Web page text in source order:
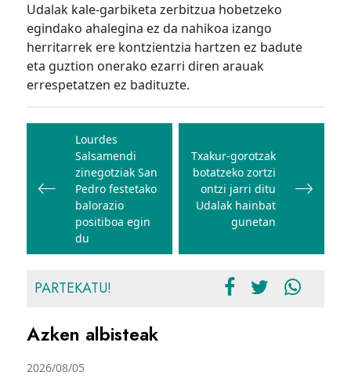
Udalak kale-garbiketa zerbitzua hobetzeko
egindako ahalegina ez da nahikoa izango
herritarrek ere kontzientzia hartzen ez badute
eta guztion onerako ezarri diren arauak
errespetatzen ez badituzte.
Bidalketetan
zehar
nabigatu
Lourdes
Salsamendi
zinegotziak San
Pedro festetako
balorazio
positiboa egin
du
Txakur-gorotzak
botatzeko zortzi
ontzi jarri ditu
Udalak hainbat
gunetan
PARTEKATU!
Azken albisteak
2026/08/05